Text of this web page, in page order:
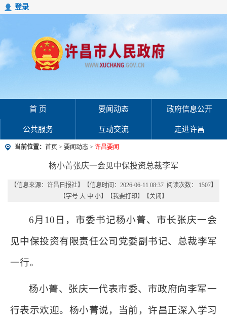
登录
首 页 要闻动态 政府信息公开
公共服务 互动交流 走进许昌
当前位置： 首页 > 要闻动态 > 许昌要闻
杨小菁张庆一会见中保投资总裁李军
【信息来源： 许昌日报社】 【信息时间：2026-06-11 08:37 阅读次数： 1507】
【字号 大 中 小】【我要打印】【关闭 】
6月10日，市委书记杨小菁、市长张庆一会
见中保投资有限责任公司党委副书记、总裁李军
一行。
杨小菁、张庆一代表市委、市政府向李军一
行表示欢迎。杨小菁说，当前，许昌正深入学习